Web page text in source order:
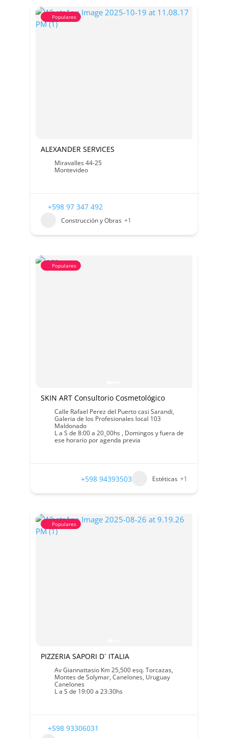
Populares
ALEXANDER SERVICES
Miravalles 44-25
Montevideo
+598 97 347 492
Construcción y Obras +1
Populares
SKIN ART Consultorio Cosmetológico
Calle Rafael Perez del Puerto casi Sarandi,
Galeria de los Profesionales local 103
Maldonado
L a S de 8:00 a 20_00hs , Domingos y fuera de
ese horario por agenda previa
+598 94393503 Estéticas +1
Populares
PIZZERIA SAPORI D´ ITALIA
Av Giannattasio Km 25,500 esq. Torcazas,
Montes de Solymar, Canelones, Uruguay
Canelones
L a S de 19:00 a 23:30hs
+598 93306031